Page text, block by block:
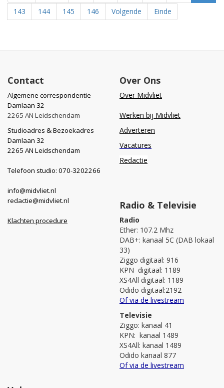
143
144 145 146 Volgende Einde
Contact
Algemene correspondentie
Damlaan 32
2265 AN Leidschendam
Studioadres & Bezoekadres
Damlaan 32
2265 AN Leidschendam
Telefoon studio: 070-3202266
info@midvliet.nl
redactie@midvliet.nl
Klachten procedure
Over Ons
Over Midvliet
Werken bij Midvliet
Adverteren
Vacatures
Redactie
Radio & Televisie
Radio
Ether: 107.2 Mhz
DAB+: kanaal 5C (DAB lokaal
33)
Ziggo digitaal: 916
KPN digitaal: 1189
XS4All digitaal: 1189
Odido digitaal:2192
Of via de livestream
Televisie
Ziggo: kanaal 41
KPN: kanaal 1489
XS4All: kanaal 1489
Odido kanaal 877
Of via de livestream